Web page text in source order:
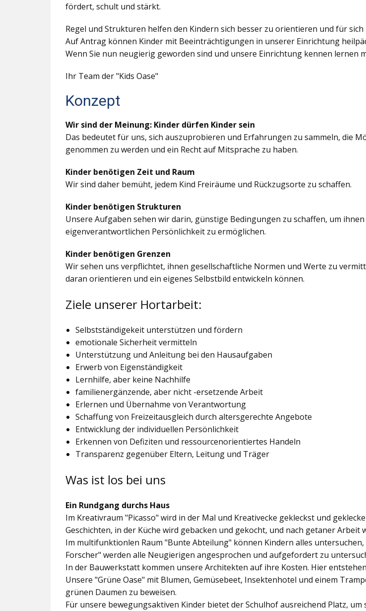
fördert, schult und stärkt.
Regel und Strukturen helfen den Kindern sich besser zu orientieren und für
Auf Antrag können Kinder mit Beeinträchtigungen in unserer Einrichtung
Wenn Sie nun neugierig geworden sind und unsere Einrichtung kennen lernen
Ihr Team der "Kids Oase"
Konzept
Wir sind der Meinung: Kinder dürfen Kinder sein
Das bedeutet für uns, sich auszuprobieren und Erfahrungen zu sammeln, die
genommen zu werden und ein Recht auf Mitsprache zu haben.
Kinder benötigen Zeit und Raum
Wir sind daher bemüht, jedem Kind Freiräume und Rückzugsorte zu schaffen.
Kinder benötigen Strukturen
Unsere Aufgaben sehen wir darin, günstige Bedingungen zu schaffen, um
eigenverantwortlichen Persönlichkeit zu ermöglichen.
Kinder benötigen Grenzen
Wir sehen uns verpflichtet, ihnen gesellschaftliche Normen und Werte zu
daran orientieren und ein eigenes Selbstbild entwickeln können.
Ziele unserer Hortarbeit:
Selbstständigekeit unterstützen und fördern
emotionale Sicherheit vermitteln
Unterstützung und Anleitung bei den Hausaufgaben
Erwerb von Eigenständigkeit
Lernhilfe, aber keine Nachhilfe
familienergänzende, aber nicht -ersetzende Arbeit
Erlernen und Übernahme von Verantwortung
Schaffung von Freizeitausgleich durch altersgerechte Angebote
Entwicklung der individuellen Persönlichkeit
Erkennen von Defiziten und ressourcenorientiertes Handeln
Transparenz gegenüber Eltern, Leitung und Träger
Was ist los bei uns
Ein Rundgang durchs Haus
Im Kreativraum "Picasso" wird in der Mal und Kreativecke gekleckst und
Geschichten, in der Küche wird gebacken und gekocht, und nach getaner Arbeit
Im multifunktionlen Raum "Bunte Abteilung" können Kindern alles
Forscher" werden alle Neugierigen angesprochen und aufgefordert zu
In der Bauwerkstatt kommen unsere Architekten auf ihre Kosten. Hier
Unsere "Grüne Oase" mit Blumen, Gemüsebeet, Insektenhotel und einem
grünen Daumen zu beweisen.
Für unsere bewegungsaktiven Kinder bietet derSchulhofausreichend Platz, um